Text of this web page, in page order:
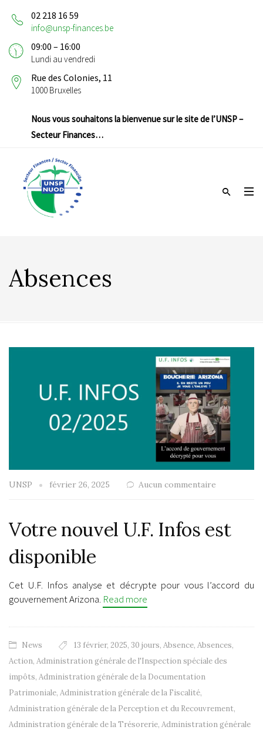
02 218 16 59
info@unsp-finances.be
09:00 – 16:00
Lundi au vendredi
Rue des Colonies, 11
1000 Bruxelles
Nous vous souhaitons la bienvenue sur le site de l’UNSP –
Secteur Finances…
Absences
UNSP février 26, 2025 Aucun commentaire
Votre nouvel U.F. Infos est
disponible
Cet U.F. Infos analyse et décrypte pour vous l’accord du
gouvernement Arizona. Read more
News 13 février, 2025, 30 jours, Absence, Absences,
Action, Administration générale de l'Inspection spéciale des
impôts, Administration générale de la Documentation
Patrimoniale, Administration générale de la Fiscalité,
Administration générale de la Perception et du Recouvrement,
Administration générale de la Trésorerie, Administration générale